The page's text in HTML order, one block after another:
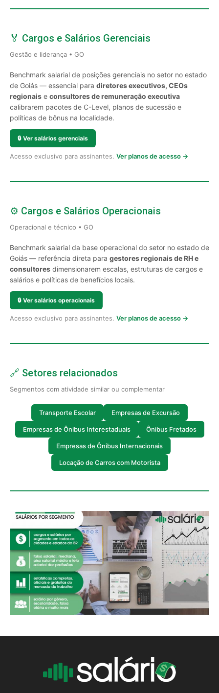
🏅 Cargos e Salários Gerenciais
Gestão e liderança • GO
Benchmark salarial de posições gerenciais no setor no estado
de Goiás — essencial para diretores executivos, CEOs
regionais e consultores de remuneração executiva
calibrarem pacotes de C-Level, planos de sucessão e
políticas de bônus na localidade.
🔒 Ver salários gerenciais
Acesso exclusivo para assinantes. Ver planos de acesso →
⚙️ Cargos e Salários Operacionais
Operacional e técnico • GO
Benchmark salarial da base operacional do setor no estado de
Goiás — referência direta para gestores regionais de RH e
consultores dimensionarem escalas, estruturas de cargos e
salários e políticas de benefícios locais.
🔒 Ver salários operacionais
Acesso exclusivo para assinantes. Ver planos de acesso →
🔗 Setores relacionados
Segmentos com atividade similar ou complementar
Transporte Escolar Empresas de Excursão
Empresas de Ônibus Interestaduais Ônibus Fretados
Empresas de Ônibus Internacionais
Locação de Carros com Motorista